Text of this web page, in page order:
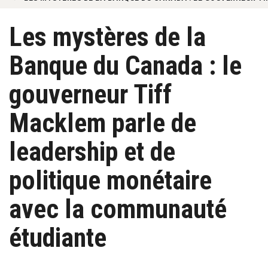
Les mystères de la
Banque du Canada : le
gouverneur Tiff
Macklem parle de
leadership et de
politique monétaire
avec la communauté
étudiante